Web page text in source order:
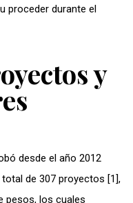
proceder durante el
y
desde el año 2012
de 307 proyectos [1],
pesos, los cuales